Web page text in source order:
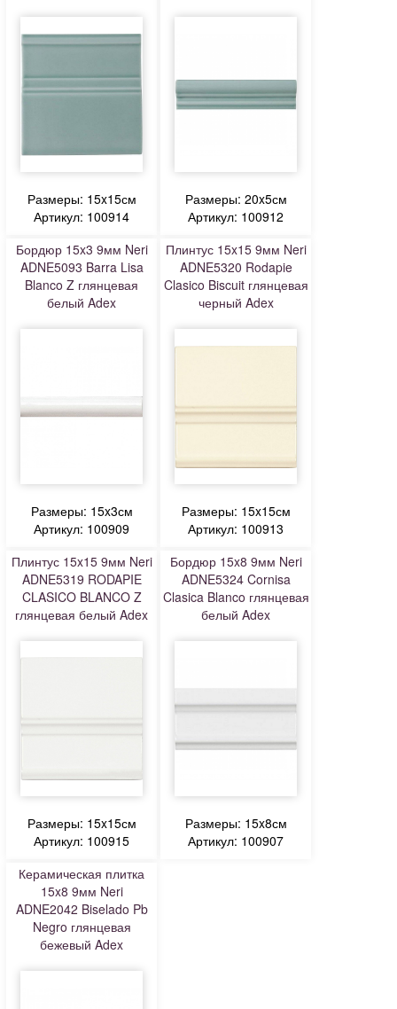
Размеры: 15x15см
Артикул: 100914
Размеры: 20x5см
Артикул: 100912
Бордюр 15x3 9мм Neri
ADNE5093 Barra Lisa
Blanco Z глянцевая
белый Adex
Размеры: 15x3см
Артикул: 100909
Плинтус 15x15 9мм Neri
ADNE5320 Rodapie
Clasico Biscuit глянцевая
черный Adex
Размеры: 15x15см
Артикул: 100913
Плинтус 15x15 9мм Neri
ADNE5319 RODAPIE
CLASICO BLANCO Z
глянцевая белый Adex
Размеры: 15x15см
Артикул: 100915
Бордюр 15x8 9мм Neri
ADNE5324 Cornisa
Clasica Blanco глянцевая
белый Adex
Размеры: 15x8см
Артикул: 100907
Керамическая плитка
15x8 9мм Neri
ADNE2042 Biselado Pb
Negro глянцевая
бежевый Adex